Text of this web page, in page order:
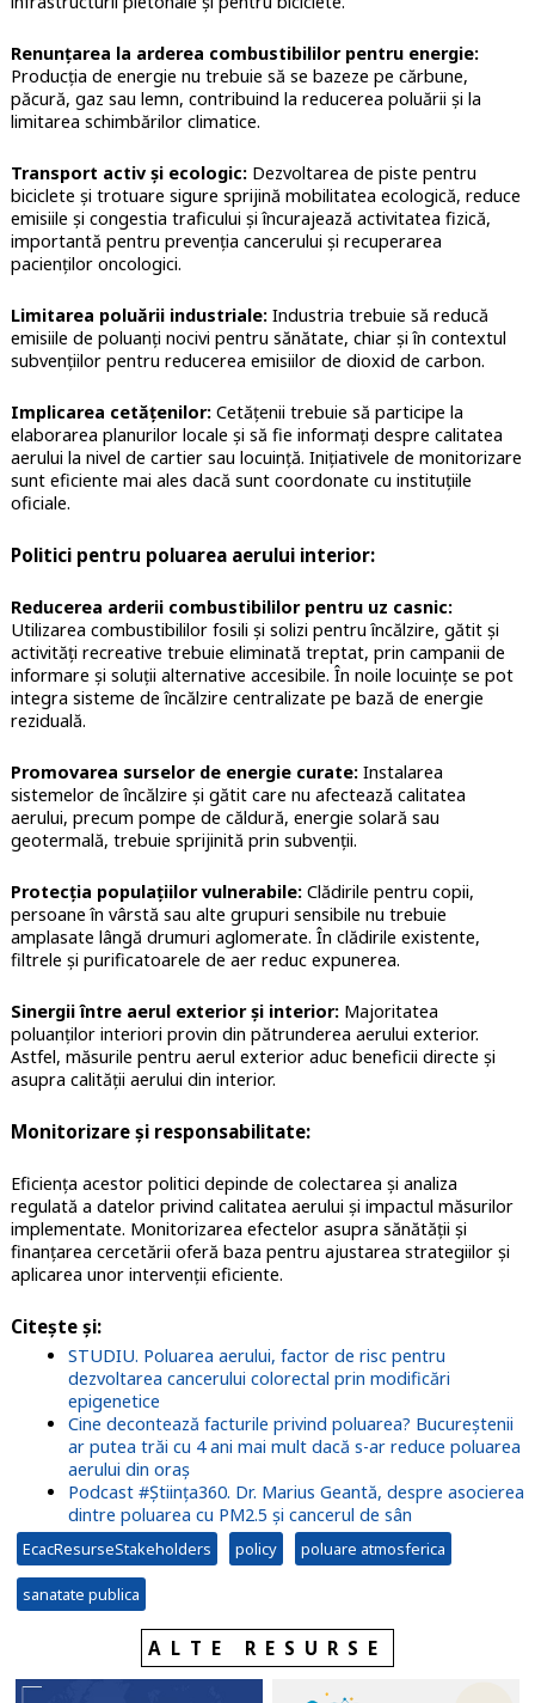
Renunțarea la arderea combustibililor pentru energie:
Producția de energie nu trebuie să se bazeze pe cărbune,
păcură, gaz sau lemn, contribuind la reducerea poluării și la
limitarea schimbărilor climatice.
Transport activ și ecologic: Dezvoltarea de piste pentru
biciclete și trotuare sigure sprijină mobilitatea ecologică, reduce
emisiile și congestia traficului și încurajează activitatea fizică,
importantă pentru prevenția cancerului și recuperarea
pacienților oncologici.
Limitarea poluării industriale: Industria trebuie să reducă
emisiile de poluanți nocivi pentru sănătate, chiar și în contextul
subvențiilor pentru reducerea emisiilor de dioxid de carbon.
Implicarea cetățenilor: Cetățenii trebuie să participe la
elaborarea planurilor locale și să fie informați despre calitatea
aerului la nivel de cartier sau locuință. Inițiativele de monitorizare
sunt eficiente mai ales dacă sunt coordonate cu instituțiile
oficiale.
Politici pentru poluarea aerului interior:
Reducerea arderii combustibililor pentru uz casnic:
Utilizarea combustibililor fosili și solizi pentru încălzire, gătit și
activități recreative trebuie eliminată treptat, prin campanii de
informare și soluții alternative accesibile. În noile locuințe se pot
integra sisteme de încălzire centralizate pe bază de energie
reziduală.
Promovarea surselor de energie curate: Instalarea
sistemelor de încălzire și gătit care nu afectează calitatea
aerului, precum pompe de căldură, energie solară sau
geotermală, trebuie sprijinită prin subvenții.
Protecția populațiilor vulnerabile: Clădirile pentru copii,
persoane în vârstă sau alte grupuri sensibile nu trebuie
amplasate lângă drumuri aglomerate. În clădirile existente,
filtrele și purificatoarele de aer reduc expunerea.
Sinergii între aerul exterior și interior: Majoritatea
poluanților interiori provin din pătrunderea aerului exterior.
Astfel, măsurile pentru aerul exterior aduc beneficii directe și
asupra calității aerului din interior.
Monitorizare și responsabilitate:
Eficiența acestor politici depinde de colectarea și analiza
regulată a datelor privind calitatea aerului și impactul măsurilor
implementate. Monitorizarea efectelor asupra sănătății și
finanțarea cercetării oferă baza pentru ajustarea strategiilor și
aplicarea unor intervenții eficiente.
Citește și:
STUDIU. Poluarea aerului, factor de risc pentru
dezvoltarea cancerului colorectal prin modificări
epigenetice
Cine decontează facturile privind poluarea? Bucureștenii
ar putea trăi cu 4 ani mai mult dacă s-ar reduce poluarea
aerului din oraș
Podcast #Știința360. Dr. Marius Geantă, despre asocierea
dintre poluarea cu PM2.5 și cancerul de sân
EcacResurseStakeholders policy poluare atmosferica
sanatate publica
ALTE RESURSE